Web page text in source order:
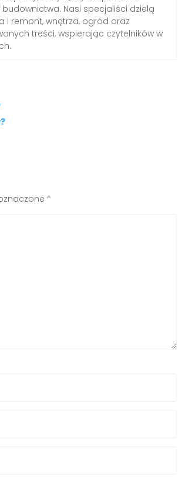
Nasi specjaliści dzielą
i remont, wnętrza, ogród oraz
treści, wspierając czytelników w
*